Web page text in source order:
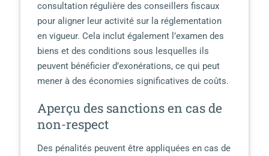
consultation régulière des conseillers fiscaux
pour aligner leur activité sur la réglementation
en vigueur. Cela inclut également l’examen des
biens et des conditions sous lesquelles ils
peuvent bénéficier d’exonérations, ce qui peut
mener à des économies significatives de coûts.
Aperçu des sanctions en cas de
non-respect
Des pénalités peuvent être appliquées en cas de